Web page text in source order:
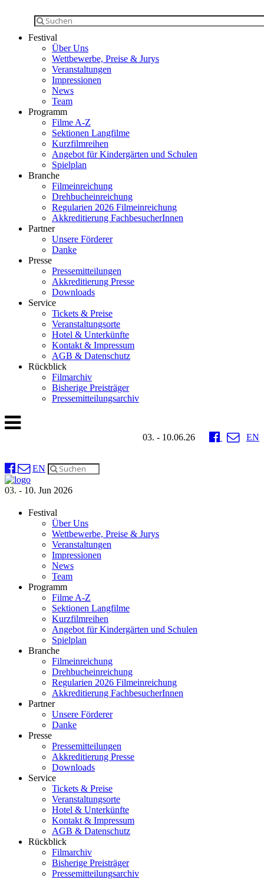
Festival
Über Uns
Wettbewerbe, Preise & Jurys
Veranstaltungen
Impressionen
News
Team
Programm
Filme A-Z
Sektionen Langfilme
Kurzfilmreihen
Angebot für Kindergärten und Schulen
Spielplan
Branche
Filmeinreichung
Drehbucheinreichung
Regularien 2026 Filmeinreichung
Akkreditierung FachbesucherInnen
Partner
Unsere Förderer
Danke
Presse
Pressemitteilungen
Akkreditierung Presse
Downloads
Service
Tickets & Preise
Veranstaltungsorte
Hotel & Unterkünfte
Kontakt & Impressum
AGB & Datenschutz
Rückblick
Filmarchiv
Bisherige Preisträger
Pressemitteilungsarchiv
03. - 10.06.26 EN
EN
03. - 10. Jun 2026
Festival
Über Uns
Wettbewerbe, Preise & Jurys
Veranstaltungen
Impressionen
News
Team
Programm
Filme A-Z
Sektionen Langfilme
Kurzfilmreihen
Angebot für Kindergärten und Schulen
Spielplan
Branche
Filmeinreichung
Drehbucheinreichung
Regularien 2026 Filmeinreichung
Akkreditierung FachbesucherInnen
Partner
Unsere Förderer
Danke
Presse
Pressemitteilungen
Akkreditierung Presse
Downloads
Service
Tickets & Preise
Veranstaltungsorte
Hotel & Unterkünfte
Kontakt & Impressum
AGB & Datenschutz
Rückblick
Filmarchiv
Bisherige Preisträger
Pressemitteilungsarchiv